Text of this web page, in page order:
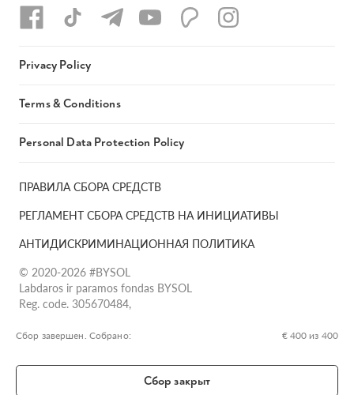
Сбор завершен. Собрано: € 400 из 400
Сбор закрыт
ПРАВИЛА СБОРА СРЕДСТВ
РЕГЛАМЕНТ СБОРА СРЕДСТВ НА ИНИЦИАТИВЫ
АНТИДИСКРИМИНАЦИОННАЯ ПОЛИТИКА
© 2020-2026 #BYSOL
Labdaros ir paramos fondas BYSOL
Reg. code. 305670484,
g.17-1, LT-13253
SWIFT kodas HABALT22
Privacy Policy
Terms & Conditions
Personal Data Protection Policy